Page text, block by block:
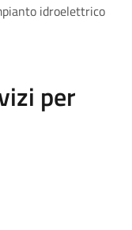
idroelettrico
per